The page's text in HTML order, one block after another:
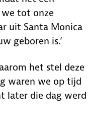
we tot onze
uit Santa Monica
geboren is.’
het stel deze
waren we op tijd
later die dag werd